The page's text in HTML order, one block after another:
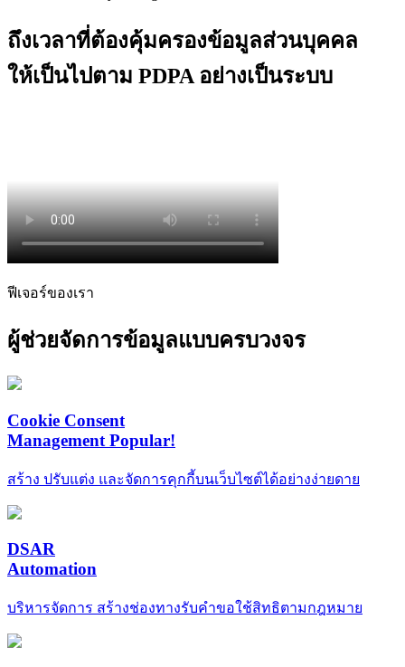
ถึงเวลาที่ต้องคุ้มครองข้อมูลส่วนบุคคล
ให้เป็นไปตาม PDPA อย่างเป็นระบบ
ฟีเจอร์ของเรา
ผู้ช่วยจัดการข้อมูลแบบครบวงจร
Cookie Consent
Management Popular!
สร้าง ปรับแต่ง และจัดการคุกกี้บนเว็บไซต์ได้อย่างง่ายดาย
DSAR
Automation
บริหารจัดการ สร้างช่องทางรับคำขอใช้สิทธิตามกฎหมาย